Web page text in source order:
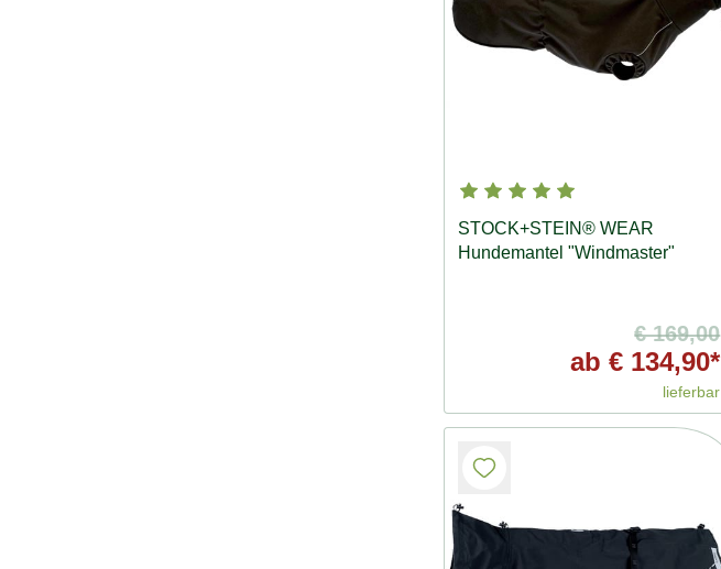
STOCK+STEIN® WEAR
Hundemantel "Windmaster"
€ 169,00
ab € 134,90*
lieferbar